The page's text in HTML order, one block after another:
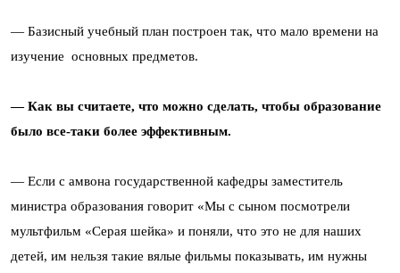
— Базисный учебный план построен так, что мало времени на
изучение основных предметов.
— Как вы считаете, что можно сделать, чтобы образование
было все-таки более эффективным.
— Если с амвона государственной кафедры заместитель
министра образования говорит «Мы с сыном посмотрели
мультфильм «Серая шейка» и поняли, что это не для наших
детей, им нельзя такие вялые фильмы показывать, им нужны